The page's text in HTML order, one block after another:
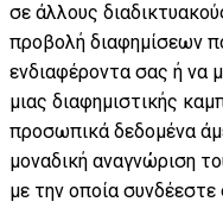
σε άλλους
προβολή διαφημίσεων
ενδιαφέροντα σας ή να
μιας διαφημιστικής
προσωπικά δεδομένα
μοναδική αναγνώριση
με την οποία συνδέεστε